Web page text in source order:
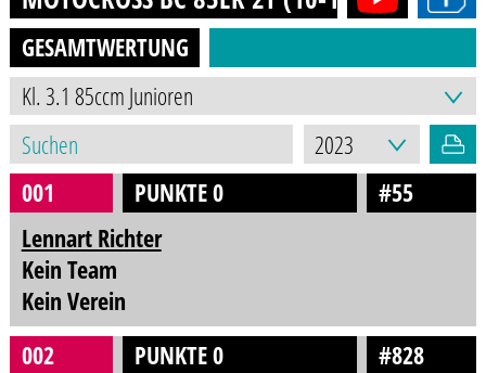
GESAMTWERTUNG
001 PUNKTE 0
#55
Lennart Richter
Kein Team
Kein Verein
002
PUNKTE 0
#828